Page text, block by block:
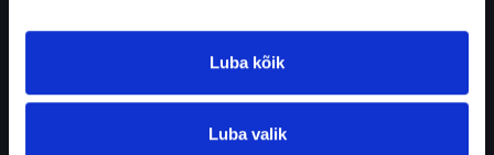
Luba kõik
Luba valik
удерживаются
месте